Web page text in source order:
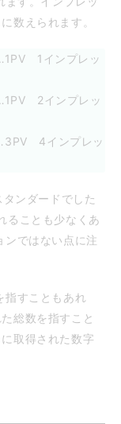
数えられます。
1インプレッ
2インプレッ
4インプレッ
ンダードでした
ることも少なくあ
ンではない点に注
指すこともあれ
総数を指すこと
取得された数字